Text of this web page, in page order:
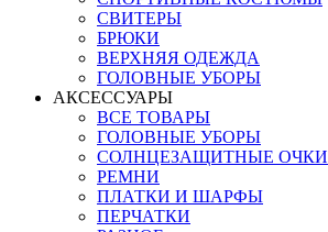
СВИТЕРЫ
БРЮКИ
ВЕРХНЯЯ ОДЕЖДА
ГОЛОВНЫЕ УБОРЫ
АКСЕССУАРЫ
ВСЕ ТОВАРЫ
ГОЛОВНЫЕ УБОРЫ
СОЛНЦЕЗАЩИТНЫЕ ОЧКИ
РЕМНИ
ПЛАТКИ И ШАРФЫ
ПЕРЧАТКИ